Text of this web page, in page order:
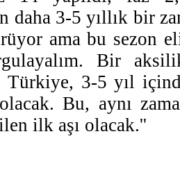
daha 3-5 yıllık bir
ama bu sezon
Bir
Türkiye, 3-5 yıl
olacak. Bu, aynı
ilk aşı olacak.''